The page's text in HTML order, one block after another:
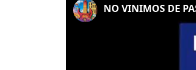
NO VINIMOS DE